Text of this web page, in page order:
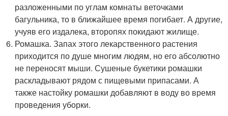
разложенными по углам комнаты веточками
багульника, то в ближайшее время погибает. А другие,
учуяв его издалека, второпях покидают жилище.
Ромашка. Запах этого лекарственного растения
приходится по душе многим людям, но его абсолютно
не переносят мыши. Сушеные букетики ромашки
раскладывают рядом с пищевыми припасами. А
также настойку ромашки добавляют в воду во время
проведения уборки.